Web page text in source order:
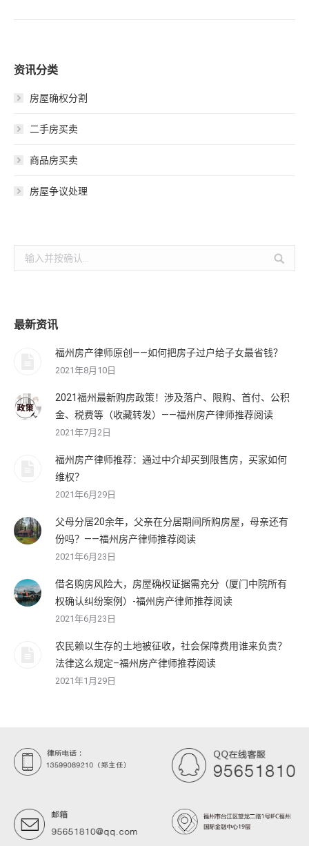
资讯分类
房屋确权分割
二手房买卖
商品房买卖
房屋争议处理
索：
最新资讯
福州房产律师原创——如何把房子过户给子女最省钱？
2021年8月10日
2021福州最新购房政策！涉及落户、限购、首付、公积
金、税费等（收藏转发）——福州房产律师推荐阅读
2021年7月2日
福州房产律师推荐：通过中介却买到限售房，买家如何
维权？
2021年6月29日
父母分居20余年，父亲在分居期间所购房屋，母亲还有
份吗？——福州房产律师推荐阅读
2021年6月23日
借名购房风险大，房屋确权证据需充分（厦门中院所有
权确认纠纷案例）-福州房产律师推荐阅读
2021年6月23日
农民赖以生存的土地被征收，社会保障费用谁来负责？
法律这么规定–福州房产律师推荐阅读
2021年1月29日